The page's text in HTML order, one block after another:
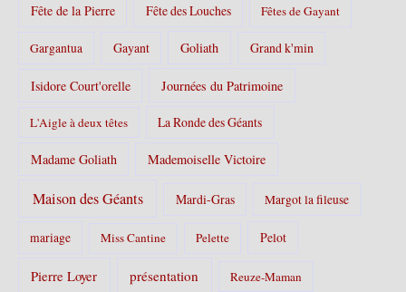
Fête de la Pierre Fête des Louches Fêtes de Gayant
Gargantua Gayant Goliath Grand k'min
Isidore Court'orelle Journées du Patrimoine
L'Aigle à deux têtes La Ronde des Géants
Madame Goliath Mademoiselle Victoire
Maison des Géants Mardi-Gras Margot la fileuse
mariage Miss Cantine Pelette Pelot
Pierre Loyer présentation Reuze-Maman